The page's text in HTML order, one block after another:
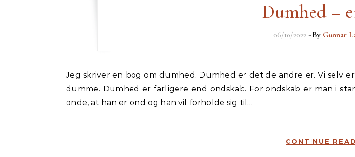
Dumhed –
06/10/2022 - By Gunnar
Jeg skriver en bog om dumhed. Dumhed er det de andre er. Vi selv er ikke dumme. Du og jeg er ikke dumme. Men de andre er
dumme. Dumhed er farligere end ondskab. For ondskab er man i
onde, at han er ond og han vil forholde sig til…
CONTINUE